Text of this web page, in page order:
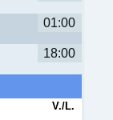
01:00
18:00
V./L.